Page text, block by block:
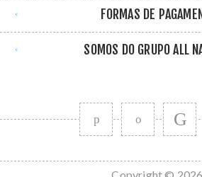
FORMAS DE
SOMOS DO GRUPO ALL